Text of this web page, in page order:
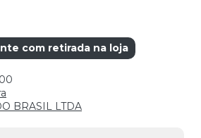
com retirada na loja
BRASIL LTDA